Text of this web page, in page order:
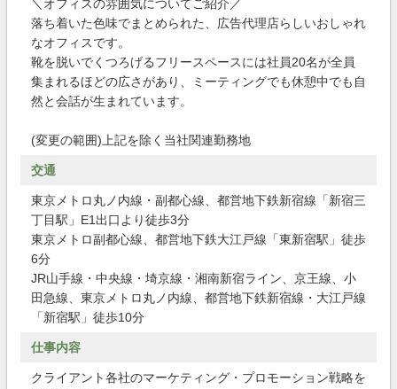
＼オフィスの雰囲気についてご紹介／
落ち着いた色味でまとめられた、広告代理店らしいおしゃれ
なオフィスです。
靴を脱いでくつろげるフリースペースには社員20名が全員
集まれるほどの広さがあり、ミーティングでも休憩中でも自
然と会話が生まれています。
(変更の範囲)上記を除く当社関連勤務地
交通
東京メトロ丸ノ内線・副都心線、都営地下鉄新宿線「新宿三
丁目駅」E1出口より徒歩3分
東京メトロ副都心線、都営地下鉄大江戸線「東新宿駅」徒歩
6分
JR山手線・中央線・埼京線・湘南新宿ライン、京王線、小
田急線、東京メトロ丸ノ内線、都営地下鉄新宿線・大江戸線
「新宿駅」徒歩10分
仕事内容
クライアント各社のマーケティング・プロモーション戦略を